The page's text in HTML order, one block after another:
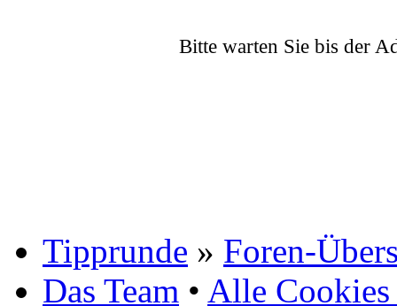
Bitte warten Sie bis der
Tipprunde » Foren-
Das Team • Alle Cookies